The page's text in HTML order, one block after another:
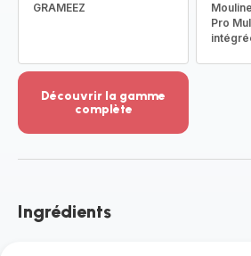
GRAMEEZ
Pro
Découvrir la gamme
complète
-
gamme
Ingrédients